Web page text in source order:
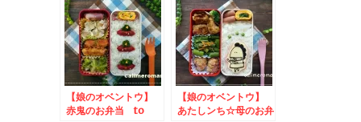
ン
【娘のオベントウ】
赤鬼のお弁当 to
【娘のオベントウ】
あたしンち☆母のお弁